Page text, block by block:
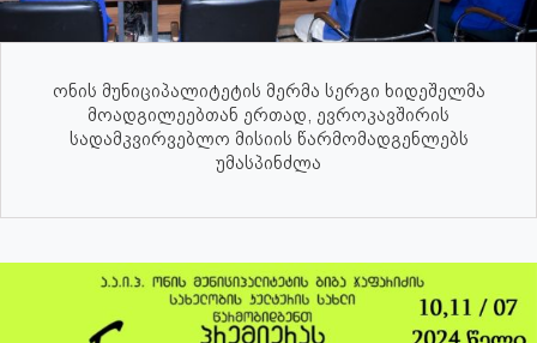
ონის მუნიციპალიტეტის მერმა სერგი ხიდეშელმა
მოადგილეებთან ერთად, ევროკავშირის
სადამკვირვებლო მისიის წარმომადგენლებს
უმასპინძლა